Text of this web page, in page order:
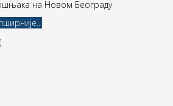
на Новом Београду